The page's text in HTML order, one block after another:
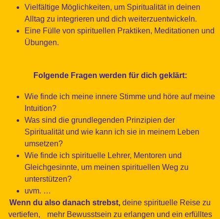
Vielfältige Möglichkeiten, um Spiritualität in deinen
Alltag zu integrieren und dich weiterzuentwickeln.
Eine Fülle von spirituellen Praktiken, Meditationen und
Übungen.
Folgende Fragen werden für dich geklärt:
Wie finde ich meine innere Stimme und höre auf meine
Intuition?
Was sind die grundlegenden Prinzipien der
Spiritualität und wie kann ich sie in meinem Leben
umsetzen?
Wie finde ich spirituelle Lehrer, Mentoren und
Gleichgesinnte, um meinen spirituellen Weg zu
unterstützen?
uvm. …
Wenn du also danach strebst, deine spirituelle Reise zu
vertiefen, mehr Bewusstsein zu erlangen und ein erfülltes